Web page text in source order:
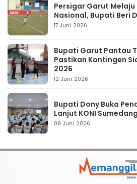
Persigar Garut Melaju
Nasional, Bupati Beri
17 Juni 2026
Bupati Garut Pantau
Pastikan Kontingen
2026
12 Juni 2026
Bupati Dony Buka
Lanjut KONI
09 Juni 2026